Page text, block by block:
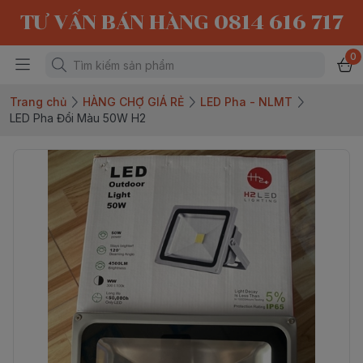
TƯ VẤN BÁN HÀNG 0814 616 717
0
Trang chủ HÀNG CHỢ GIÁ RẺ
LED Pha - NLMT
LED Pha Đổi Màu 50W H2